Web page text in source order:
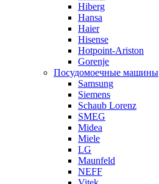
Hiberg
Hansa
Haier
Hisense
Hotpoint-Ariston
Gorenje
Посудомоечные машины
Samsung
Siemens
Schaub Lorenz
SMEG
Midea
Miele
LG
Maunfeld
NEFF